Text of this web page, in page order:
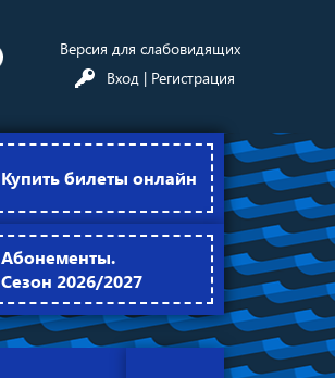
Версия для слабовидящих
Вход | Регистрация
Купить билеты онлайн
Абонементы.
Сезон 2026/2027